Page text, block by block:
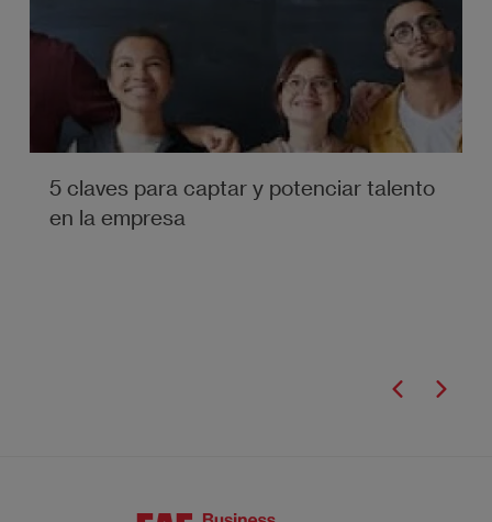
5 claves para captar y potenciar talento
en la empresa